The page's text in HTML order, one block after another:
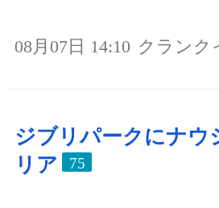
08月07日 14:10 クランク
ジブリパークにナウ
リア
75